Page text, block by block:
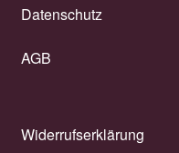
Datenschutz
AGB
Widerrufserklärung